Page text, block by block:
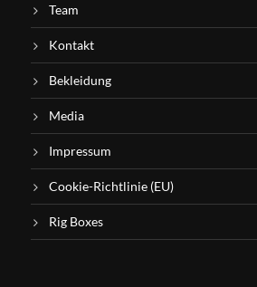
Team
Kontakt
Bekleidung
Media
Impressum
Cookie-Richtlinie (EU)
Rig Boxes